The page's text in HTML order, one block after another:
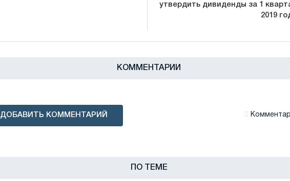
утвердить дивиденды за 1
2019
КОММЕНТАРИИ
ДОБАВИТЬ КОММЕНТАРИЙ
ПО ТЕМЕ